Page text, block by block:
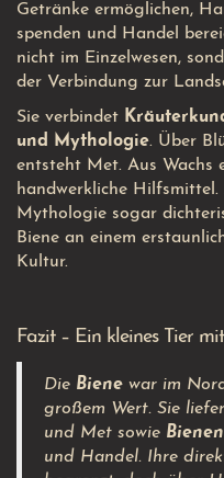
Getränke ermöglichen,
spenden und Handel
nicht im Einzelwesen,
der Verbindung zur
Sie verbindet
und Mythologie. Über
entsteht Met. Aus Wachs
handwerkliche
Mythologie sogar
Biene an einem
Kultur.
Fazit – Ein kleines Tier
Die Biene war im
großem Wert. Sie
und Met sowie
und Handel. Ihre